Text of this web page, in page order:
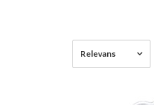
Relevans